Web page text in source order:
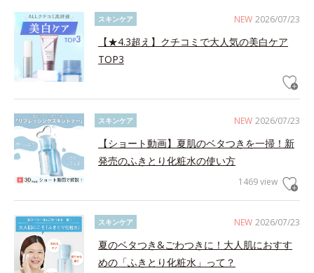
NEW 2026/07/23
スキンケア
【★4.3超え】クチコミで大人気の美白ケア
TOP3
NEW 2026/07/23
スキンケア
【ショート動画】夏肌のベタつきを一掃！新
発売のふきとり化粧水の使い方
1469 view
NEW 2026/07/23
スキンケア
夏のベタつき&ごわつきに！大人肌におすす
めの「ふきとり化粧水」って？